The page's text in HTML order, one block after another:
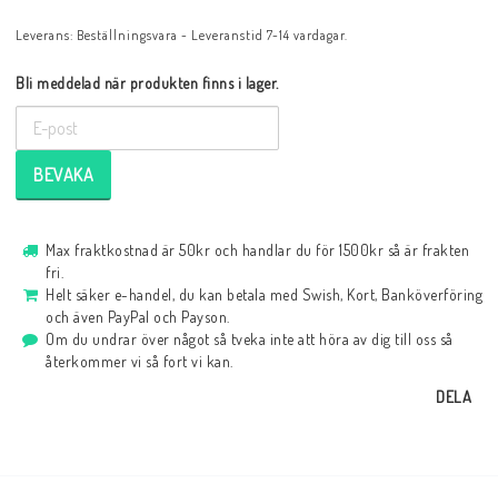
Leverans: Beställningsvara - Leveranstid 7-14 vardagar.
Bli meddelad när produkten finns i lager.
BEVAKA
Max fraktkostnad är 50kr och handlar du för 1500kr så är frakten
fri.
Helt säker e-handel, du kan betala med Swish, Kort, Banköverföring
och även PayPal och Payson.
Om du undrar över något så tveka inte att höra av dig till oss så
återkommer vi så fort vi kan.
DELA